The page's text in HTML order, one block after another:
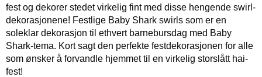
fest og dekorer stedet virkelig fint med disse hengende swirl-
dekorasjonene! Festlige Baby Shark swirls som er en
soleklar dekorasjon til ethvert barnebursdag med Baby
Shark-tema. Kort sagt den perfekte festdekorasjonen for alle
som ønsker å forvandle hjemmet til en virkelig storslått hai-
fest!